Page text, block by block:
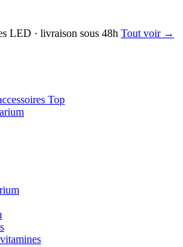
LED · livraison sous 48h Tout voir →
Top